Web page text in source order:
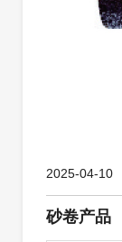
2025-04-10
砂卷产品